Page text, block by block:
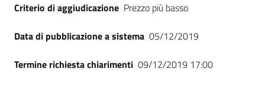
Criterio di aggiudicazione Prezzo più basso
Data di pubblicazione a sistema 05/12/2019
Termine richiesta chiarimenti 09/12/2019 17:00